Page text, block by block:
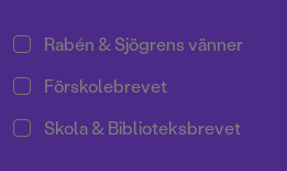
Rabén & Sjögrens vänner
Förskolebrevet
Skola & Biblioteksbrevet